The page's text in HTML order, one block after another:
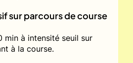
sur parcours de course
min à intensité seuil sur
à la course.